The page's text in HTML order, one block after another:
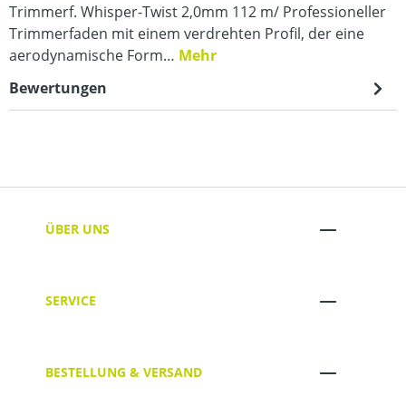
Trimmerf. Whisper-Twist 2,0mm 112 m/ Professioneller
Trimmerfaden mit einem verdrehten Profil, der eine
aerodynamische Form… Mehr
Bewertungen
ÜBER UNS
SERVICE
BESTELLUNG & VERSAND